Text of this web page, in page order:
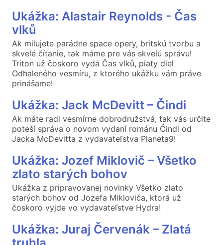
Ukážka: Alastair Reynolds - Čas
vlků
Ak milujete parádne space opery, britskú tvorbu a
skvelé čítanie, tak máme pre vás skvelú správu!
Triton už čoskoro vydá Čas vlků, piaty diel
Odhaleného vesmíru, z ktorého ukážku vám práve
prinášame!
Ukážka: Jack McDevitt – Čindi
Ak máte radi vesmírne dobrodružstvá, tak vás určite
poteší správa o novom vydaní románu Čindi od
Jacka McDevitta z vydavateľstva Planeta9!
Ukážka: Jozef Miklovič – Všetko
zlato starých bohov
Ukážka z pripravovanej novinky Všetko zlato
starých bohov od Jozefa Mikloviča, ktorá už
čoskoro vyjde vo vydavateľstve Hydra!
Ukážka: Juraj Červenák – Zlatá